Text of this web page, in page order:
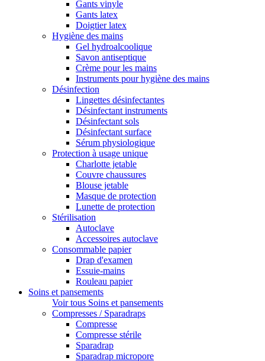
Gants vinyle
Gants latex
Doigtier latex
Hygiène des mains
Gel hydroalcoolique
Savon antiseptique
Crème pour les mains
Instruments pour hygiène des mains
Désinfection
Lingettes désinfectantes
Désinfectant instruments
Désinfectant sols
Désinfectant surface
Sérum physiologique
Protection à usage unique
Charlotte jetable
Couvre chaussures
Blouse jetable
Masque de protection
Lunette de protection
Stérilisation
Autoclave
Accessoires autoclave
Consommable papier
Drap d'examen
Essuie-mains
Rouleau papier
Soins et pansements
Voir tous Soins et pansements
Compresses / Sparadraps
Compresse
Compresse stérile
Sparadrap
Sparadrap micropore